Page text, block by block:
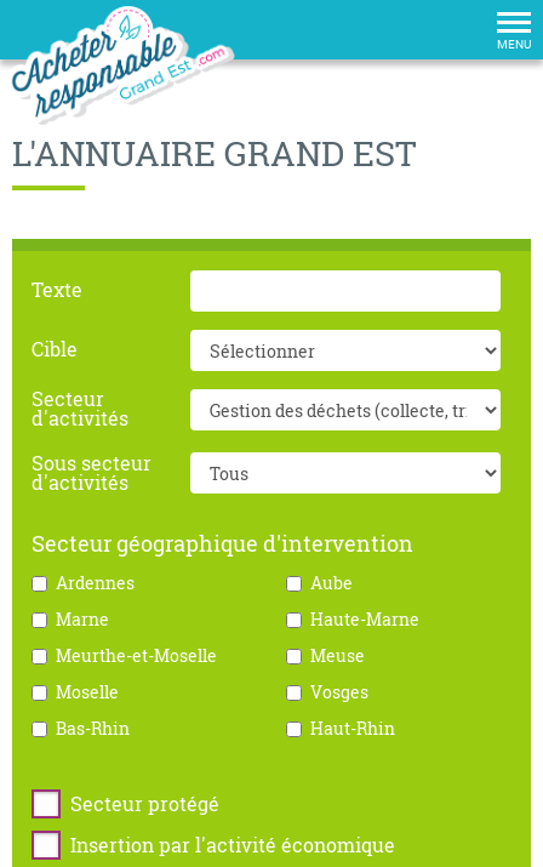
MENU
L'ANNUAIRE GRAND EST
Texte
Cible
Secteur
d'activités
Sous secteur
d'activités
Secteur géographique d'intervention
Ardennes
Aube
Marne
Haute-Marne
Meurthe-et-Moselle
Meuse
Moselle
Vosges
Bas-Rhin
Haut-Rhin
Secteur protégé
Insertion par l'activité économique